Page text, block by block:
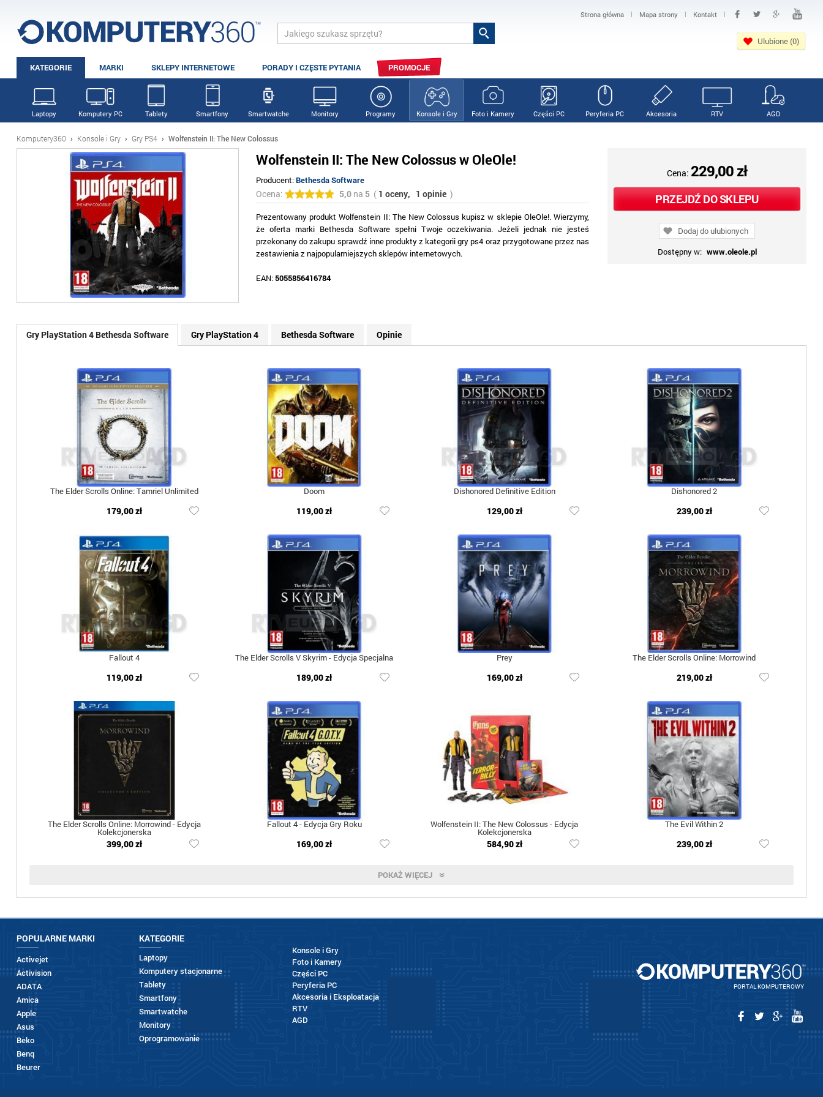
Strona główna | Mapa strony | Kontakt |
Ulubione (0)
KATEGORIE MARKI SKLEPY INTERNETOWE PORADY I CZĘSTE PYTANIA PROMOCJE
Laptopy Komputery PC Tablety Smartfony Smartwatche Monitory Programy Konsole i Gry Foto i Kamery Części PC Peryferia PC Akcesoria RTV AGD
Komputery360 › Konsole i Gry › Gry PS4 › Wolfenstein II: The New Colossus
Wolfenstein II: The New Colossus w OleOle!
Producent:Bethesda Software
Ocena: 5,0 na 5 ( 1 oceny, 1 opinie )
Prezentowany produkt Wolfenstein II: The New Colossus kupisz w sklepie OleOle!. Wierzymy,
że oferta marki Bethesda Software spełni Twoje oczekiwania. Jeżeli jednak nie jesteś
przekonany do zakupu sprawdź inne produkty z kategorii gry ps4 oraz przygotowane przez nas
zestawienia z najpopularniejszych sklepów internetowych.
EAN:5055856416784
Cena: 229,00 zł
PRZEJDŹ DO SKLEPU
Dodaj do ulubionych
Dostępny w: www.oleole.pl
Gry PlayStation 4 Bethesda Software Gry PlayStation 4 Bethesda Software Opinie
The Elder Scrolls Online: Tamriel Unlimited
179,00 zł
Doom
119,00 zł
Dishonored Definitive Edition
129,00 zł
Dishonored 2
239,00 zł
Fallout 4
119,00 zł
The Elder Scrolls V Skyrim - Edycja Specjalna
189,00 zł
Prey
169,00 zł
The Elder Scrolls Online: Morrowind
219,00 zł
The Elder Scrolls Online: Morrowind - Edycja
Kolekcjonerska
399,00 zł
Fallout 4 - Edycja Gry Roku
169,00 zł
Wolfenstein II: The New Colossus - Edycja
Kolekcjonerska
584,90 zł
The Evil Within 2
239,00 zł
POKAŻ WIĘCEJ
POPULARNE MARKI
Activejet
Activision
ADATA
Amica
Apple
Asus
Beko
Benq
Beurer
KATEGORIE
Laptopy
Komputery stacjonarne
Tablety
Smartfony
Smartwatche
Monitory
Oprogramowanie
Konsole i Gry
Foto i Kamery
Części PC
Peryferia PC
Akcesoria i Eksploatacja
RTV
AGD
PORTAL KOMPUTEROWY